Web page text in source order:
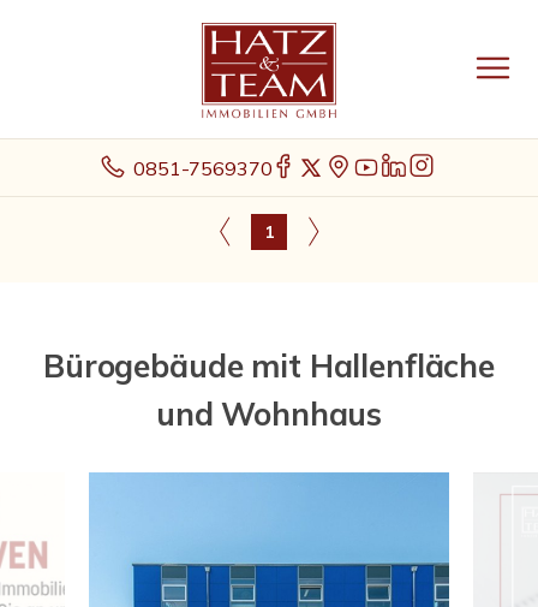
0851-7569370
1
Bürogebäude mit Hallenfläche
und Wohnhaus